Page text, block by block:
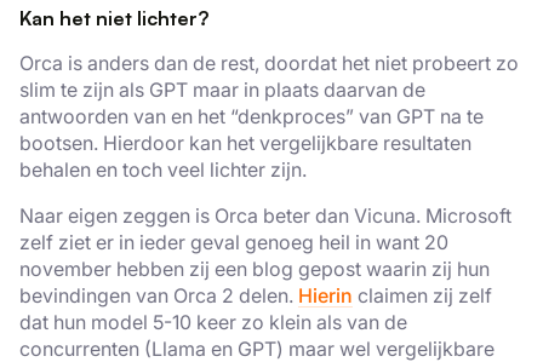
Kan het niet lichter?
Orca is anders dan de rest, doordat het niet probeert zo
slim te zijn als GPT maar in plaats daarvan de
antwoorden van en het “denkproces” van GPT na te
bootsen. Hierdoor kan het vergelijkbare resultaten
behalen en toch veel lichter zijn.
Naar eigen zeggen is Orca beter dan Vicuna. Microsoft
zelf ziet er in ieder geval genoeg heil in want 20
november hebben zij een blog gepost waarin zij hun
bevindingen van Orca 2 delen. Hierin claimen zij zelf
dat hun model 5-10 keer zo klein als van de
concurrenten (Llama en GPT) maar wel vergelijkbare